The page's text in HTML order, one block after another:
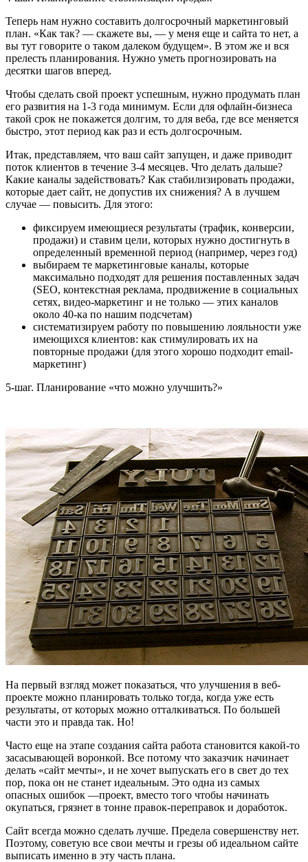
Теперь нам нужно составить долгосрочный маркетинговый
план. «Как так? — скажете вы, — у меня еще и сайта то нет, а
вы тут говорите о таком далеком будущем». В этом же и вся
прелесть планирования. Нужно уметь прогнозировать на
десятки шагов вперед.
Чтобы сделать свой проект успешным, нужно продумать план
его развития на 1-3 года минимум. Если для офлайн-бизнеса
такой срок не покажется долгим, то для веба, где все меняется
быстро, этот период как раз и есть долгосрочным.
Итак, представляем, что ваш сайт запущен, и даже приводит
поток клиентов в течение 3-4 месяцев. Что делать дальше?
Какие каналы задействовать? Как стабилизировать продажи,
которые дает сайт, не допустив их снижения? А в лучшем
случае — повысить. Для этого:
фиксируем имеющиеся результаты (трафик, конверсии,
продажи) и ставим цели, которых нужно достигнуть в
определенный временной период (например, через год)
выбираем те маркетинговые каналы, которые
максимально подходят для решения поставленных задач
(SEO, контекстная реклама, продвижение в социальных
сетях, видео-маркетинг и не только — этих каналов
около 40-ка по нашим подсчетам)
систематизируем работу по повышению лояльности уже
имеющихся клиентов: как стимулировать их на
повторные продажи (для этого хорошо подходит email-
маркетинг)
5-шаг. Планирование «что можно улучшить?»
На первый взгляд может показаться, что улучшения в веб-
проекте можно планировать только тогда, когда уже есть
результаты, от которых можно отталкиваться. По большей
части это и правда так. Но!
Часто еще на этапе создания сайта работа становится какой-то
засасывающей воронкой. Все потому что заказчик начинает
делать «сайт мечты», и не хочет выпускать его в свет до тех
пор, пока он не станет идеальным. Это одна из самых
опасных ошибок —проект, вместо того чтобы начинать
окупаться, грязнет в тонне правок-переправок и доработок.
Сайт всегда можно сделать лучше. Предела совершенству нет.
Поэтому, советую все свои мечты и грезы об идеальном сайте
выписать именно в эту часть плана.